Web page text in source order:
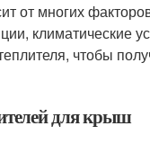
от многих
климатические
чтобы
для крыш